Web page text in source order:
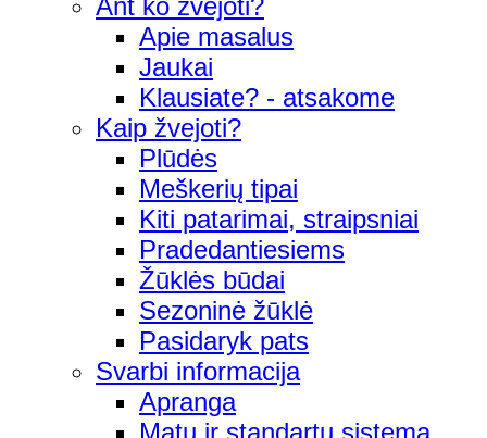
Apie masalus
Jaukai
Klausiate? - atsakome
Kaip žvejoti?
Plūdės
Meškerių tipai
Kiti patarimai, straipsniai
Pradedantiesiems
Žūklės būdai
Sezoninė žūklė
Pasidaryk pats
Svarbi informacija
Apranga
Matų ir standartų sistema